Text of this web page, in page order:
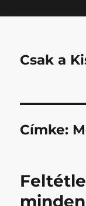
Csak a
Címke: